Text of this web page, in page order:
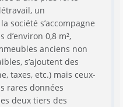
un
société s’accompagne
d’environ 0,8 m²,
anciens non
s’ajoutent des
taxes, etc.) mais ceux-
rares données
deux tiers des